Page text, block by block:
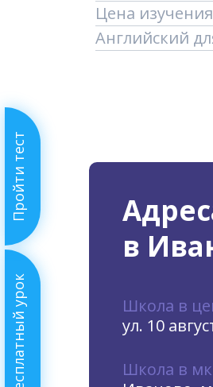
Бесплатный урок
Пройти тест
Цена
Английский
в
Школа в
ул. 10
Школа в